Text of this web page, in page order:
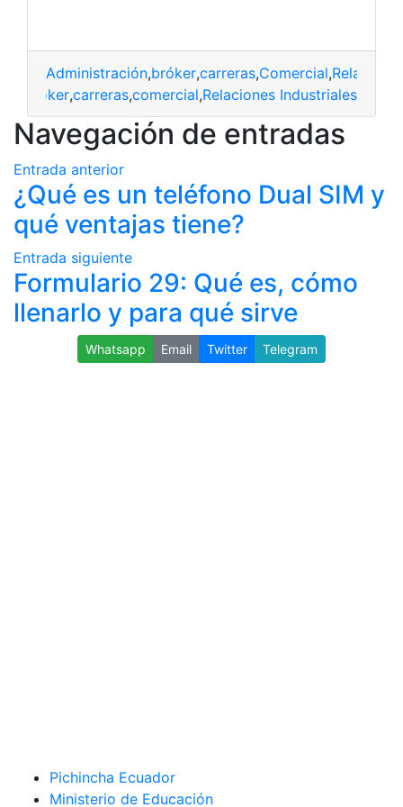
Administración,bróker,carreras,Comercial,
Bróker,carreras,comercial,Relaciones Industriales
Navegación de entradas
Entrada anterior
¿Qué es un teléfono Dual SIM y
qué ventajas tiene?
Entrada siguiente
Formulario 29: Qué es, cómo
llenarlo y para qué sirve
Whatsapp Email Twitter Telegram
Pichincha Ecuador
Ministerio de Educación